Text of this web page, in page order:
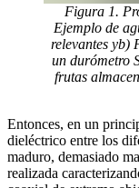
Figura 1.
Ejemplo de
relevantes yb)
un durómetro
frutas
Entonces, en un
dieléctrico entre los
maduro, demasiado
realizada